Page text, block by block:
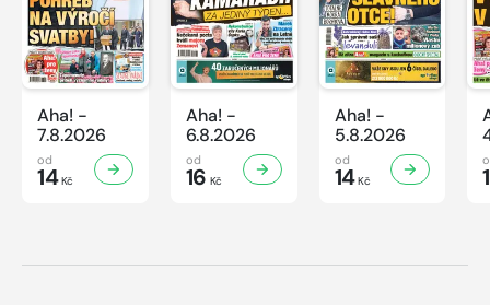
Aha! -
7.8.2026
od
14Kč
Aha! -
6.8.2026
od
16 Kč
Aha! -
5.8.2026
od
14Kč